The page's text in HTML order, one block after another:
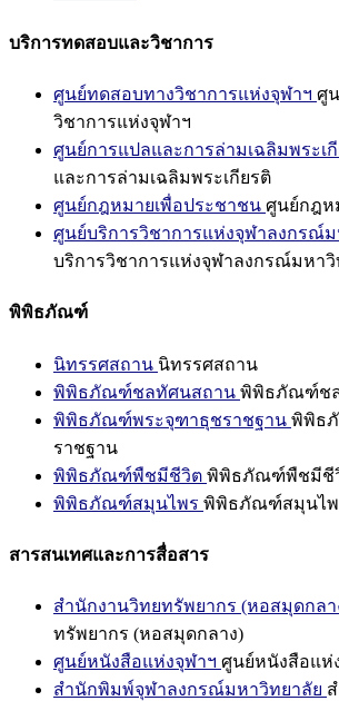
บริการทดสอบและวิชาการ
ศูนย์ทดสอบทางวิชาการแห่งจุฬาฯ ศู
วิชาการแห่งจุฬาฯ
ศูนย์การแปลและการล่ามเฉลิมพระเ
และการล่ามเฉลิมพระเกียรติ
ศูนย์กฎหมายเพื่อประชาชน ศูนย์กฎห
ศูนย์บริการวิชาการแห่งจุฬาลงกรณ์
บริการวิชาการแห่งจุฬาลงกรณ์มหาวิ
พิพิธภัณฑ์
นิทรรศสถาน นิทรรศสถาน
พิพิธภัณฑ์ชลทัศนสถาน พิพิธภัณฑ์ช
พิพิธภัณฑ์พระจุฑาธุชราชฐาน พิพิธ
ราชฐาน
พิพิธภัณฑ์พืชมีชีวิต พิพิธภัณฑ์พืชมีชี
พิพิธภัณฑ์สมุนไพร พิพิธภัณฑ์สมุนไพ
สารสนเทศและการสื่อสาร
สำนักงานวิทยทรัพยากร (หอสมุดกลา
ทรัพยากร (หอสมุดกลาง)
ศูนย์หนังสือแห่งจุฬาฯ ศูนย์หนังสือแห่
สำนักพิมพ์จุฬาลงกรณ์มหาวิทยาลัย